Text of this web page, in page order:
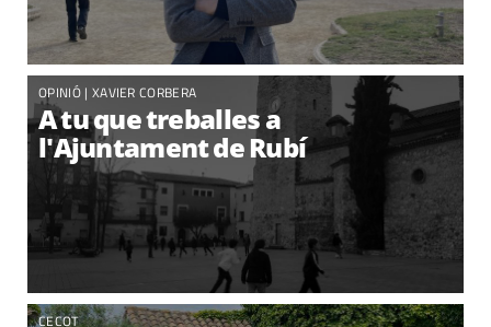
OPINIÓ | XAVIER CORBERA
A tu que treballes a
l'Ajuntament de Rubí
CECOT